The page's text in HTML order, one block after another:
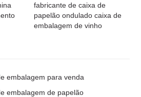
fabricante de caixa de
papelão ondulado caixa de
embalagem de vinho
embalagem para venda
embalagem de papelão